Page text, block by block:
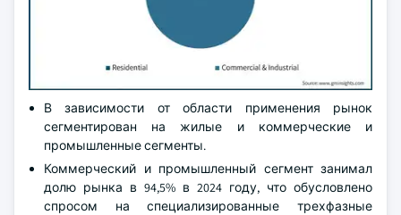
В зависимости от области применения рынок
сегментирован на жилые и коммерческие и
промышленные сегменты.
Коммерческий и промышленный сегмент занимал
долю рынка в 94,5% в 2024 году, что обусловлено
спросом на специализированные трехфазные